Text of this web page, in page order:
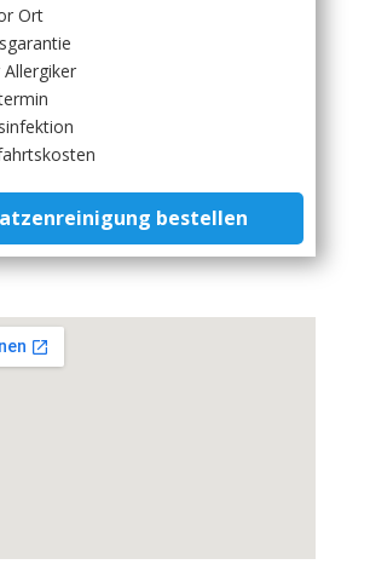
Ort
bestellen